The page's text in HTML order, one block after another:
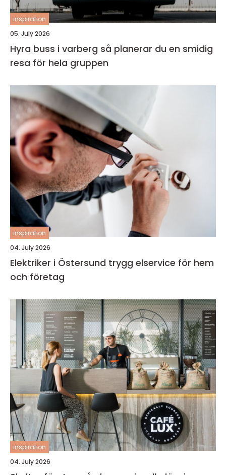
inspiration
05. July 2026
Hyra buss i varberg så planerar du en smidig
resa för hela gruppen
inspiration
04. July 2026
Elektriker i Östersund trygg elservice för hem
och företag
inspiration
04. July 2026